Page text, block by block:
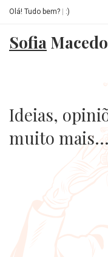
Olá! Tudo bem? :)
Sofia Macedo
Ideias,
muito mais...